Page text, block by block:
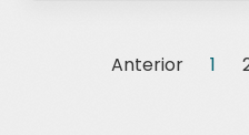
Anterior 1